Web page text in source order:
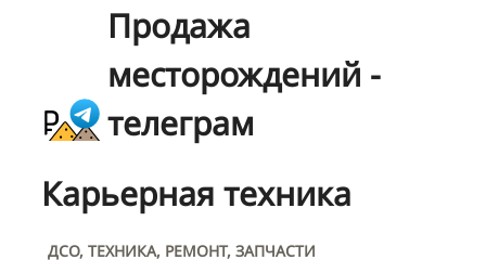
Продажа
месторождений -
телеграм
Карьерная техника
ДСО, ТЕХНИКА, РЕМОНТ, ЗАПЧАСТИ